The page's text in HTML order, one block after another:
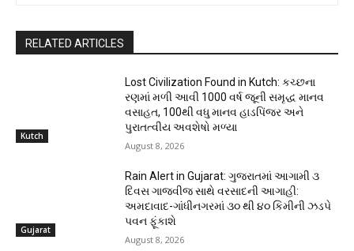
RELATED ARTICLES
Kutch
Lost Civilization Found in Kutch: કચ્છના
રણમાં મળી આવી 1000 વર્ષ જૂની સમૃદ્ધ માનવ
વસાહત, 100થી વધુ માનવ હાડપિંજર અને
પુરાતત્વીય અવશેષો મળ્યા
August 8, 2026
Gujarat
Rain Alert in Gujarat: ગુજરાતમાં આગામી ૩
દિવસ ગાજવીજ સાથે વરસાદની આગાહી:
અમદાવાદ-ગાંધીનગરમાં ૩૦ થી ૪૦ કિમીની ઝડપે
પવન ફૂંકાશે
August 8, 2026